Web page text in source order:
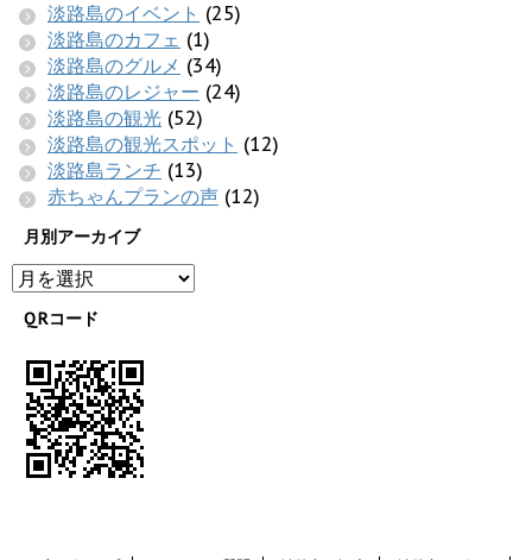
淡路島のイベント (25)
淡路島のカフェ (1)
淡路島のグルメ (34)
淡路島のレジャー (24)
淡路島の観光 (52)
淡路島の観光スポット (12)
淡路島ランチ (13)
赤ちゃんプランの声 (12)
月別アーカイブ
QRコード